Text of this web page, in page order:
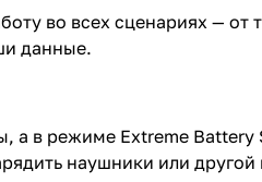
во всех сценариях —
данные.
в режиме Extreme Battery
наушники или